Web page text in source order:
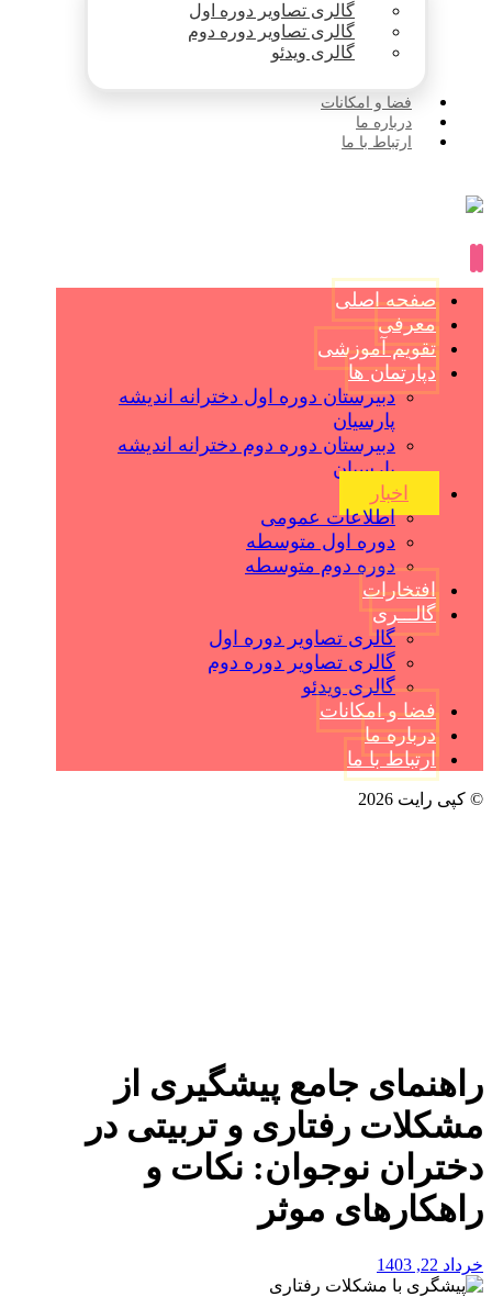
گالری تصاویر دوره اول
گالری تصاویر دوره دوم
گالری ویدئو
فضا و امکانات
درباره ما
ارتباط با ما
صفحه اصلی
معرفی
تقویم آموزشی
دپارتمان ها
دبیرستان دوره اول دخترانه اندیشه
پارسیان
دبیرستان دوره دوم دخترانه اندیشه
پارسیان
اخبار
اطلاعات عمومی
دوره اول متوسطه
دوره دوم متوسطه
افتخارات
گالـــری
گالری تصاویر دوره اول
گالری تصاویر دوره دوم
گالری ویدئو
فضا و امکانات
درباره ما
ارتباط با ما
© کپی رایت 2026
راهنمای جامع پیشگیری از
مشکلات رفتاری و تربیتی در
دختران نوجوان: نکات و
راهکارهای موثر
خرداد 22, 1403